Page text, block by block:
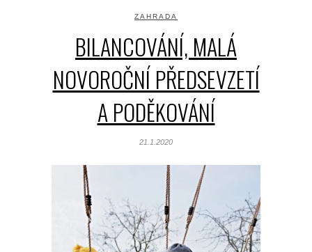
ZAHRADA
BILANCOVÁNÍ, MALÁ
NOVOROČNÍ PŘEDSEVZETÍ
A PODĚKOVÁNÍ
21.1.2020